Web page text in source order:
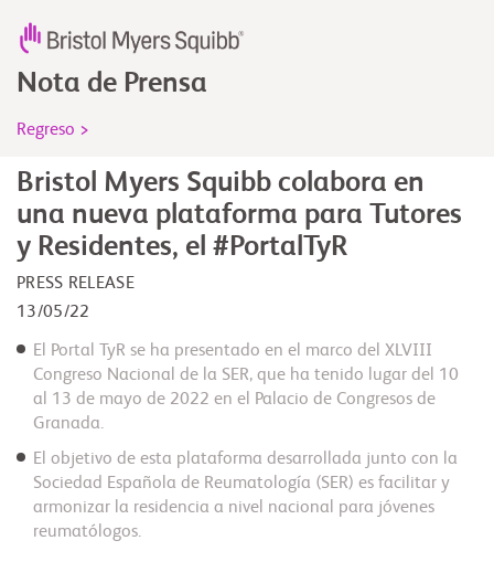
Nota de Prensa
Regreso >
Bristol Myers Squibb colabora en
una nueva plataforma para Tutores
y Residentes, el #PortalTyR
PRESS RELEASE
13/05/22
El Portal TyR se ha presentado en el marco del XLVIII
Congreso Nacional de la SER, que ha tenido lugar del 10
al 13 de mayo de 2022 en el Palacio de Congresos de
Granada.
El objetivo de esta plataforma desarrollada junto con la
Sociedad Española de Reumatología (SER) es facilitar y
armonizar la residencia a nivel nacional para jóvenes
reumatólogos.